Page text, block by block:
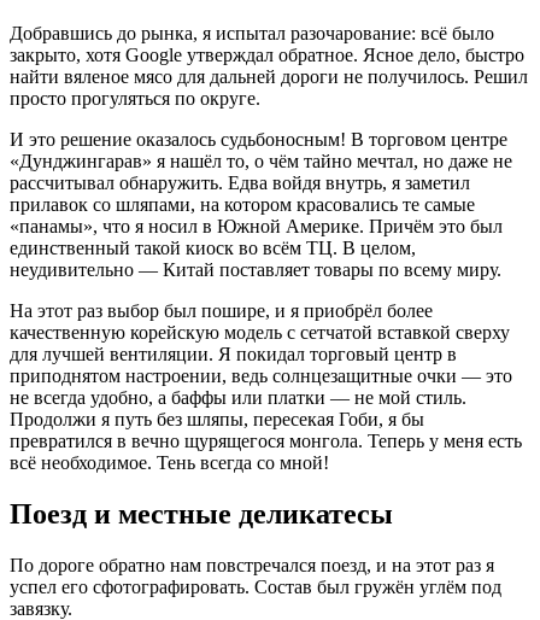
Добравшись до рынка, я испытал разочарование: всё было
закрыто, хотя Google утверждал обратное. Ясное дело, быстро
найти вяленое мясо для дальней дороги не получилось. Решил
просто прогуляться по округе.
И это решение оказалось судьбоносным! В торговом центре
«Дунджингарав» я нашёл то, о чём тайно мечтал, но даже не
рассчитывал обнаружить. Едва войдя внутрь, я заметил
прилавок со шляпами, на котором красовались те самые
«панамы», что я носил в Южной Америке. Причём это был
единственный такой киоск во всём ТЦ. В целом,
неудивительно — Китай поставляет товары по всему миру.
На этот раз выбор был пошире, и я приобрёл более
качественную корейскую модель с сетчатой вставкой сверху
для лучшей вентиляции. Я покидал торговый центр в
приподнятом настроении, ведь солнцезащитные очки — это
не всегда удобно, а баффы или платки — не мой стиль.
Продолжи я путь без шляпы, пересекая Гоби, я бы
превратился в вечно щурящегося монгола. Теперь у меня есть
всё необходимое. Тень всегда со мной!
Поезд и местные деликатесы
По дороге обратно нам повстречался поезд, и на этот раз я
успел его сфотографировать. Состав был гружён углём под
завязку.